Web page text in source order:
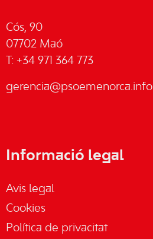
Cós, 90
07702 Maó
T: +34 971 364 773
gerencia@psoemenorca.info
Informació legal
Avis legal
Cookies
Política de privacitat